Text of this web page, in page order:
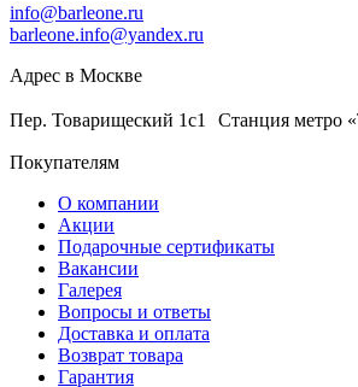
info@barleone.ru
barleone.info@yandex.ru
Адрес в Москве
Пер. Товарищеский 1с1 Станция метро
Покупателям
О компании
Акции
Подарочные сертификаты
Вакансии
Галерея
Вопросы и ответы
Доставка и оплата
Возврат товара
Гарантия